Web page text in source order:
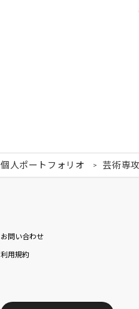
個人ポートフォリオ 芸術専
お問い合わせ
利用規約